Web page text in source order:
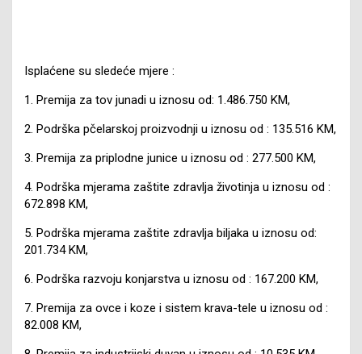
Isplaćene su sledeće mjere :
1. Premija za tov junadi u iznosu od: 1.486.750 KM,
2. Podrška pčelarskoj proizvodnji u iznosu od : 135.516 KM,
3. Premija za priplodne junice u iznosu od : 277.500 KM,
4. Podrška mjerama zaštite zdravlja životinja u iznosu od :
672.898 KM,
5. Podrška mjerama zaštite zdravlja biljaka u iznosu od:
201.734 KM,
6. Podrška razvoju konjarstva u iznosu od : 167.200 KM,
7. Premija za ovce i koze i sistem krava-tele u iznosu od :
82.008 KM,